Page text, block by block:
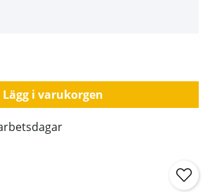
Lägg i varukorgen